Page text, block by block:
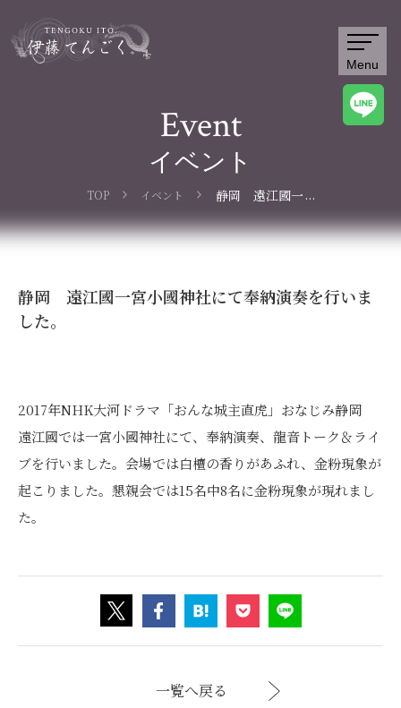
Menu
Event
イベント
TOP イベント
静岡 遠江國一
奉納演奏を行い
...
静岡 遠江國一宮小國神社にて奉納演奏を行いま
した。
2017年NHK大河ドラマ「おんな城主直虎」おなじみ静岡
遠江國では一宮小國神社にて、奉納演奏、龍音トーク＆ライ
ブを行いました。会場では白檀の香りがあふれ、金粉現象が
起こりました。懇親会では15名中8名に金粉現象が現れまし
た。
一覧へ戻る